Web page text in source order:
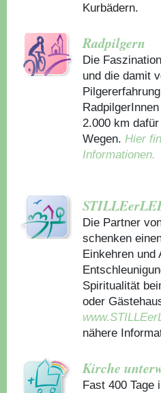
Kurbädern.
Radpilgern
Die
und die damit
2.000 km
Wegen.Hier
Informationen.
Die Partner
schenken
Einkehren und
Spiritualität
oder
nähere
Kirche
Fast 400 Tage